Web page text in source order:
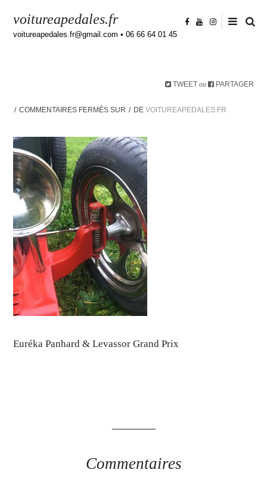
voitureapedales.fr
voitureapedales.fr@gmail.com • 06 66 64 01 45
TWEET ou PARTAGER
COMMENTAIRES FERMÉS SUR DEVOITUREAPEDALES.FR
Euréka Panhard & Levassor Grand Prix
Commentaires